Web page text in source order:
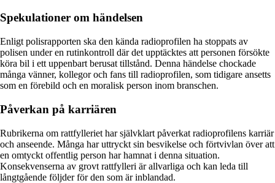
Spekulationer om händelsen
Enligt polisrapporten ska den kända radioprofilen ha stoppats av
polisen under en rutinkontroll där det upptäcktes att personen försökte
köra bil i ett uppenbart berusat tillstånd. Denna händelse chockade
många vänner, kollegor och fans till radioprofilen, som tidigare ansetts
som en förebild och en moralisk person inom branschen.
Påverkan på karriären
Rubrikerna om rattfylleriet har självklart påverkat radioprofilens karriär
och anseende. Många har uttryckt sin besvikelse och förtvivlan över att
en omtyckt offentlig person har hamnat i denna situation.
Konsekvenserna av grovt rattfylleri är allvarliga och kan leda till
långtgående följder för den som är inblandad.